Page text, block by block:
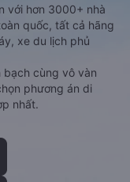
với hơn 3000+ nhà
quốc, tất cả hãng
xe du lịch phủ
bạch cùng vô vàn
phương án di
nhất.